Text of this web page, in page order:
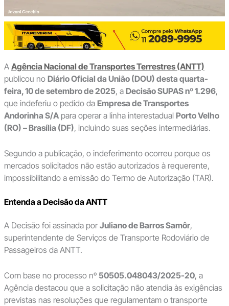
A Agência Nacional de Transportes Terrestres (ANTT)
publicou no Diário Oficial da União (DOU) desta quarta-
feira, 10 de setembro de 2025, a Decisão SUPAS nº 1.296,
que indeferiu o pedido da Empresa de Transportes
Andorinha S/Apara operar a linha interestadual Porto Velho
(RO) – Brasília (DF), incluindo suas seções intermediárias.
Segundo a publicação, o indeferimento ocorreu porque os
mercados solicitados não estão autorizados à requerente,
impossibilitando a emissão do Termo de Autorização (TAR).
Entenda a Decisão da ANTT
A Decisão foi assinada por Juliano de Barros Samôr,
superintendente de Serviços de Transporte Rodoviário de
Passageiros da ANTT.
Com base no processo nº 50505.048043/2025-20, a
Agência destacou que a solicitação não atendia às exigências
previstas nas resoluções que regulamentam o transporte